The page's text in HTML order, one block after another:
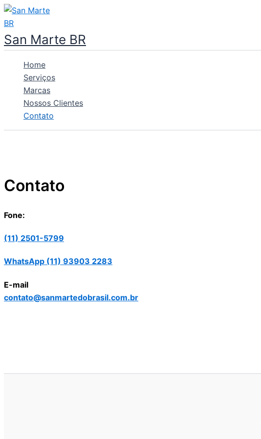
Ir
para
o
conteúdo
San Marte BR
Home
Serviços
Marcas
Nossos Clientes
Contato
Contato
Fone:
(11) 2501-5799
WhatsApp (11) 93903 2283
E-mail
contato@sanmartedobrasil.com.br